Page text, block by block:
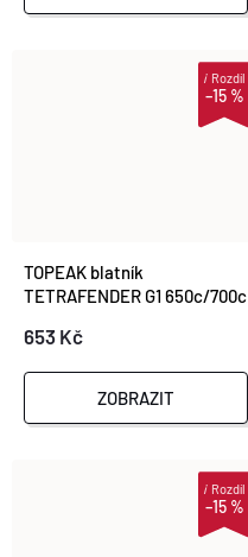
–15 %
iRozdíl
TOPEAK blatník
TETRAFENDER G1 650c/700c
653 Kč
ZOBRAZIT
–15 %
iRozdíl